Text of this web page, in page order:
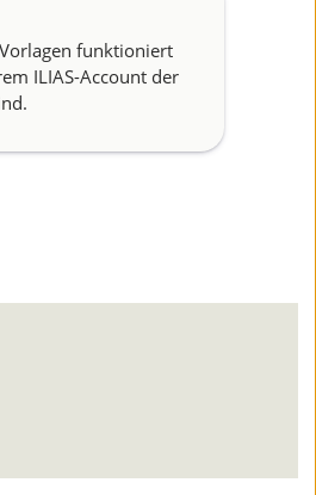
funktioniert
ILIAS-Account der